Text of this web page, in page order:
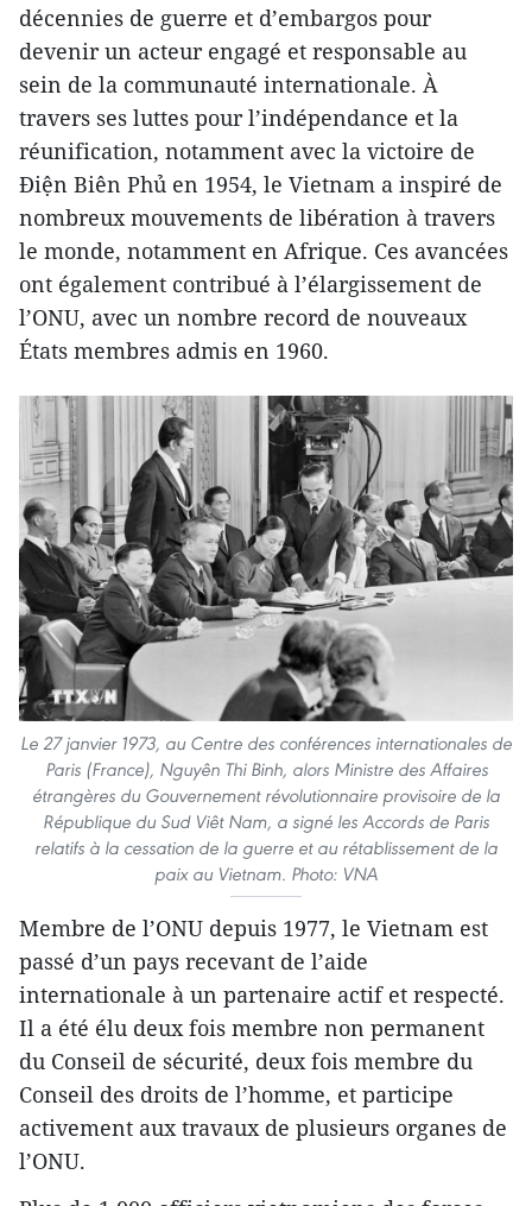
décennies de guerre et d’embargos pour
devenir un acteur engagé et responsable au
sein de la communauté internationale. À
travers ses luttes pour l’indépendance et la
réunification, notamment avec la victoire de
Điện Biên Phủ en 1954, le Vietnam a inspiré de
nombreux mouvements de libération à travers
le monde, notamment en Afrique. Ces avancées
ont également contribué à l’élargissement de
l’ONU, avec un nombre record de nouveaux
États membres admis en 1960.
Le 27 janvier 1973, au Centre des conférences internationales de
Paris (France), Nguyên Thi Binh, alors Ministre des Affaires
étrangères du Gouvernement révolutionnaire provisoire de la
République du Sud Viêt Nam, a signé les Accords de Paris
relatifs à la cessation de la guerre et au rétablissement de la
paix au Vietnam. Photo: VNA
Membre de l’ONU depuis 1977, le Vietnam est
passé d’un pays recevant de l’aide
internationale à un partenaire actif et respecté.
Il a été élu deux fois membre non permanent
du Conseil de sécurité, deux fois membre du
Conseil des droits de l’homme, et participe
activement aux travaux de plusieurs organes de
l’ONU.